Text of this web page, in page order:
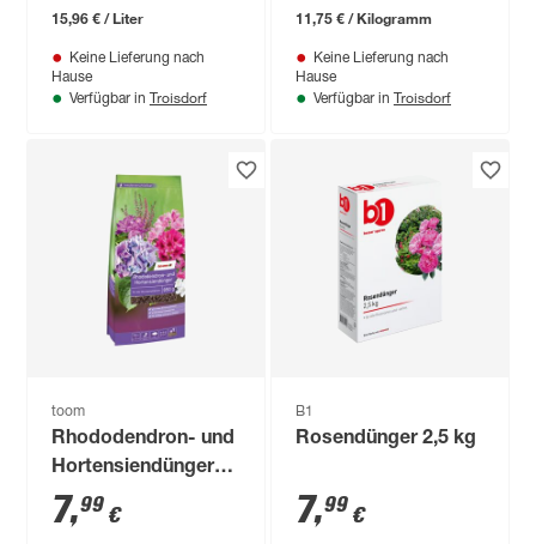
15,96 € / Liter
Keine Lieferung nach
Hause
Verfügbar in Troisdorf
11,75 € / Kilogramm
Keine Lieferung nach
Hause
Verfügbar in Troisdorf
toom
Rhododendron- und
Hortensiendünger
850 g
7,99 €
B1
Rosendünger 2,5 kg
7,99 €